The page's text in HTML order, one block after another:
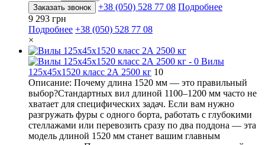
Заказать звонок +38 (050) 528 77 08 Подробнее
9 293 грн
Подробнее +38 (050) 528 77 08
×
Вилы
125х45х1520 класс 2А 2500 кг 10
Описание: Почему длина 1520 мм — это правильный
выбор?Стандартных вил длиной 1100–1200 мм часто не
хватает для специфических задач. Если вам нужно
разгружать фуры с одного борта, работать с глубокими
стеллажами или перевозить сразу по два поддона — эта
модель длиной 1520 мм станет вашим главным